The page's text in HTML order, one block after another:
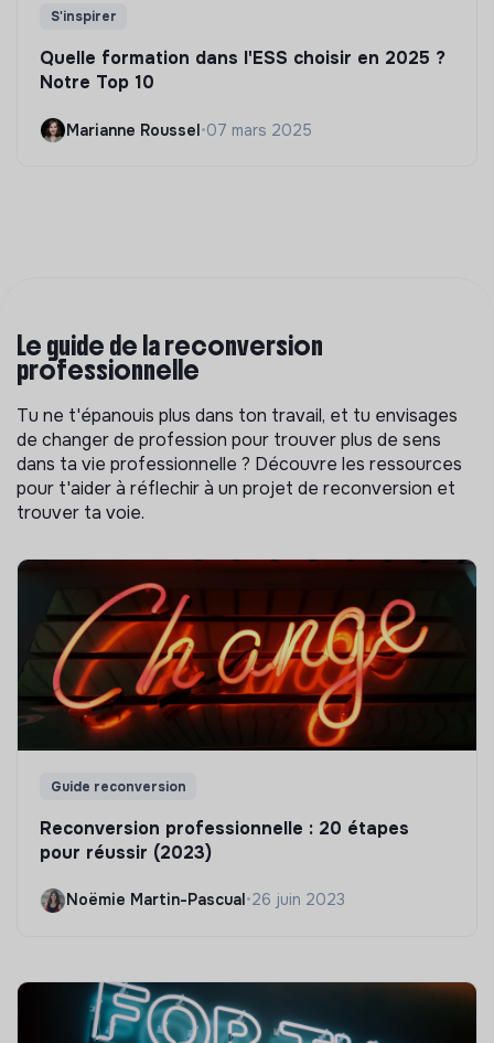
S'inspirer
Quelle formation dans l'ESS choisir en 2025 ?
Notre Top 10
Marianne Roussel•07 mars 2025
Le guide de la reconversion
professionnelle
Tu ne t'épanouis plus dans ton travail, et tu envisages
de changer de profession pour trouver plus de sens
dans ta vie professionnelle ? Découvre les ressources
pour t'aider à réflechir à un projet de reconversion et
trouver ta voie.
Guide reconversion
Reconversion professionnelle : 20 étapes
pour réussir (2023)
Noëmie Martin-Pascual •26 juin 2023